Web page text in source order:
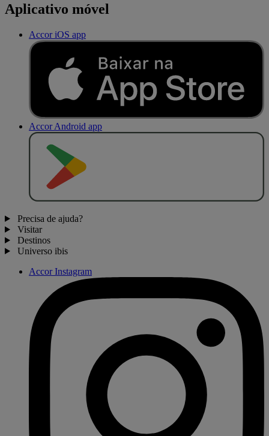
Aplicativo móvel
Accor iOS app
Accor Android app
Precisa de ajuda?
Visitar
Destinos
Universo ibis
Accor Instagram